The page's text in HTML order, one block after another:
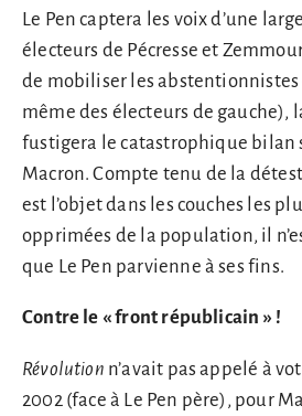
Le Pen captera les voix d’une
électeurs de Pécresse et
de mobiliser les
même des électeurs de gauche),
fustigera le catastrophique bilan
Macron. Compte tenu de la
est l’objet dans les couches les
opprimées de la population, il
que Le Pen parvienne à ses fins.
Contre le « front républicain » !
Révolution n’avait pas appelé à
2002 (face à Le Pen père), pour